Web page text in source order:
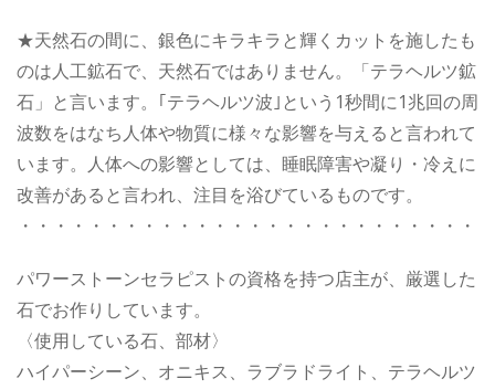
★天然石の間に、銀色にキラキラと輝くカットを施したも
のは人工鉱石で、天然石ではありません。「テラヘルツ鉱
石」と言います。｢テラヘルツ波｣という1秒間に1兆回の周
波数をはなち人体や物質に様々な影響を与えると言われて
います。人体への影響としては、睡眠障害や凝り・冷えに
改善があると言われ、注目を浴びているものです。
・・・・・・・・・・・・・・・・・・・・・・・・・・
パワーストーンセラピストの資格を持つ店主が、厳選した
石でお作りしています。
〈使用している石、部材〉
ハイパーシーン、オニキス、ラブラドライト、テラヘルツ